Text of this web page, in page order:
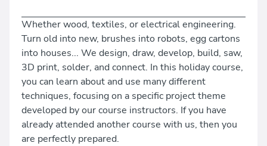
Whether wood, textiles, or electrical engineering.
Turn old into new, brushes into robots, egg cartons
into houses... We design, draw, develop, build, saw,
3D print, solder, and connect. In this holiday course,
you can learn about and use many different
techniques, focusing on a specific project theme
developed by our course instructors. If you have
already attended another course with us, then you
are perfectly prepared.